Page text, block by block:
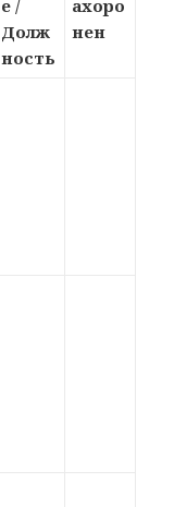
е /
Долж
ность
ахоро
нен